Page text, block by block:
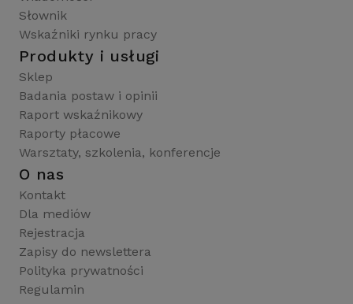
Słownik
Wskaźniki rynku pracy
Produkty i usługi
Sklep
Badania postaw i opinii
Raport wskaźnikowy
Raporty płacowe
Warsztaty, szkolenia, konferencje
O nas
Kontakt
Dla mediów
Rejestracja
Zapisy do newslettera
Polityka prywatności
Regulamin